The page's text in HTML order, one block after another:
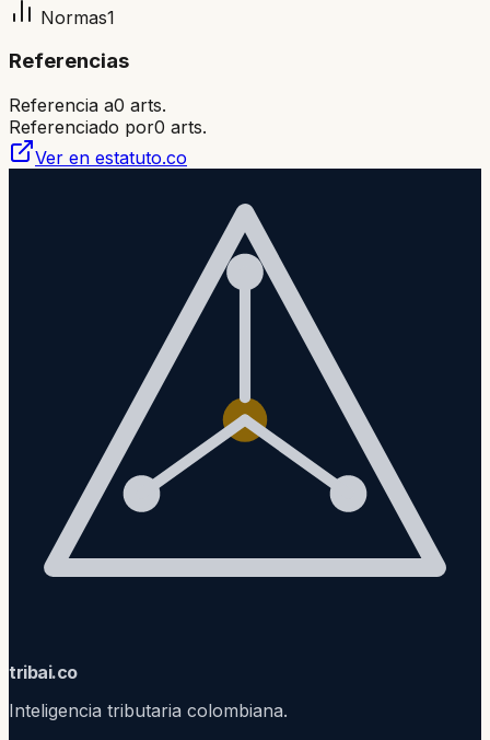
Normas1
Referencias
Referencia a0 arts.
Referenciado por0 arts.
Ver en estatuto.co
tribai.co
Inteligencia tributaria colombiana.